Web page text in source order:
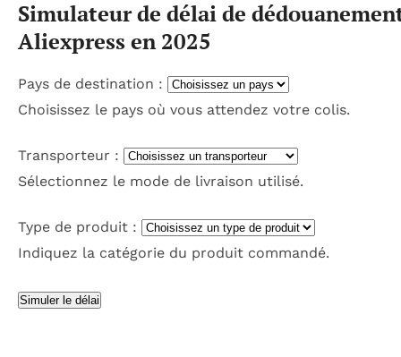
Simulateur de délai de
Aliexpress en 2025
Pays de destination :
Choisissez le pays où vous attendez votre colis.
Transporteur :
Sélectionnez le mode de livraison utilisé.
Type de produit :
Indiquez la catégorie du produit commandé.
Simuler le délai